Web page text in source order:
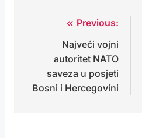
navigation
Previous:
Najveći vojni
autoritet NATO
saveza u posjeti
Bosni i Hercegovini